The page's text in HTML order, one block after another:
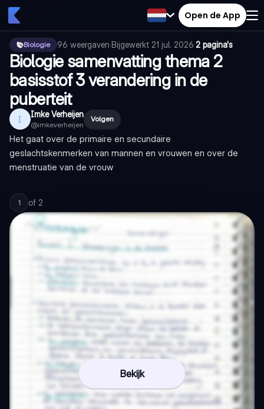
Open de App
Biologie 96 weergaven·Bijgewerkt 21 jul. 2026·2 pagina's
Biologie samenvatting thema 2
basisstof 3 verandering in de
puberteit
I Imke Verheijen
@imkeverheijen
Volgen
Het gaat over de primaire en secundaire
geslachtskenmerken van mannen en vrouwen en over de
menstruatie van de vrouw
1 of 2
Bekijk